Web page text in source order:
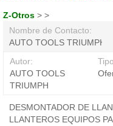
Z-Otros > >
Nombre de Contacto:
AUTO TOOLS TRIUMPH
Autor:
AUTO TOOLS
TRIUMPH
DESMONTADOR DE
LLANTEROS EQUIPOS